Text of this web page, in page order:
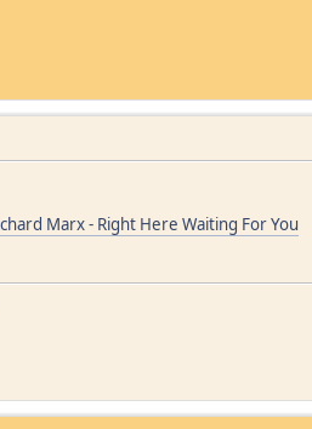
Marx - Right Here Waiting For You